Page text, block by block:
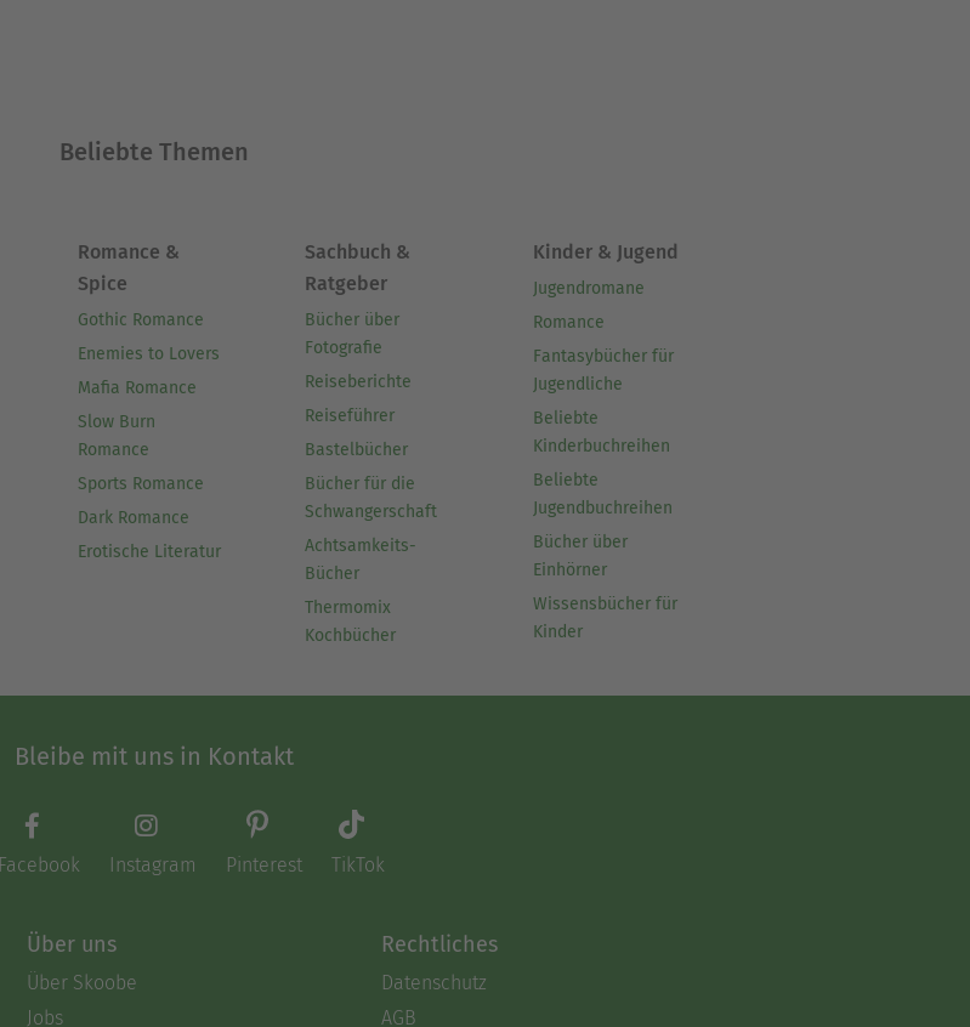
Beliebte Themen
Romance &
Spice
Gothic Romance
Enemies to Lovers
Mafia Romance
Slow Burn
Romance
Sports Romance
Dark Romance
Erotische Literatur
Sachbuch &
Ratgeber
Bücher über
Fotografie
Reiseberichte
Reiseführer
Bastelbücher
Bücher für die
Schwangerschaft
Achtsamkeits-
Bücher
Thermomix
Kochbücher
Kinder & Jugend
Jugendromane
Romance
Fantasybücher für
Jugendliche
Beliebte
Kinderbuchreihen
Beliebte
Jugendbuchreihen
Bücher über
Einhörner
Wissensbücher für
Kinder
Bleibe mit uns in Kontakt
Facebook Instagram Pinterest TikTok
Über uns
Über Skoobe
Jobs
Rechtliches
Datenschutz
AGB